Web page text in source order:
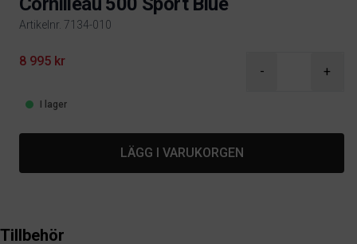
Artikelnr. 7134-010
Product information
8 995 kr
- +
I lager
LÄGG I VARUKORGEN
Tillbehör